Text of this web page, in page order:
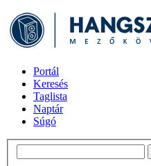
Portál
Keresés
Taglista
Naptár
Súgó